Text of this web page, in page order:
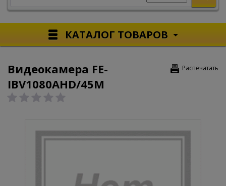
КАТАЛОГ ТОВАРОВ
Распечатать
Видеокамера FE-
IBV1080AHD/45M